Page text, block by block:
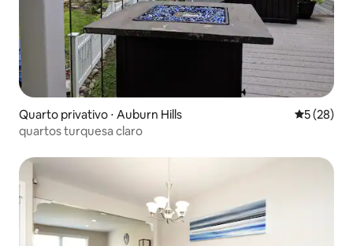
Quarto privativo ⋅ Auburn Hills 5 de uma
5 (28)
quartos turquesa claro